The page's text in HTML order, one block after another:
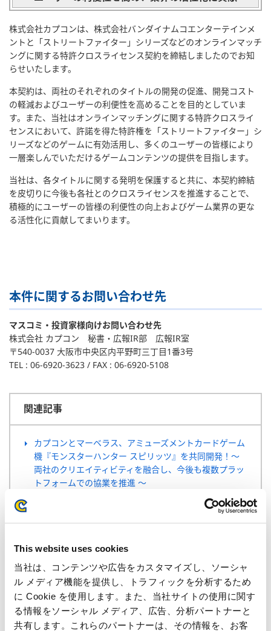
This website uses cookies
当社は、コンテンツや広告をカスタマイズし、ソーシャ
ル メディア機能を提供し、トラフィックを分析するため
に Cookie を使用します。また、当社サイトの使用に関す
る情報をソーシャル メディア、広告、分析パートナーと
共有します。これらのパートナーは、その情報を、お客
株式会社カプコンは、株式会社バンダイナムコエンターテインメ
ントと「ストリートファイター」シリーズなどのオンラインマッチ
ングに関する特許クロスライセンス契約を締結しましたのでお知
らせいたします。
本契約は、両社のそれぞれのタイトルの開発の促進、開発コスト
の軽減およびユーザーの利便性を高めることを目的としていま
す。また、当社はオンラインマッチングに関する特許クロスライ
センスにおいて、許諾を得た特許権を「ストリートファイター」シ
リーズなどのゲームに有効活用し、多くのユーザーの皆様により
一層楽しんでいただけるゲームコンテンツの提供を目指します。
当社は、各タイトルに関する発明を保護すると共に、本契約締結
を皮切りに今後も各社とのクロスライセンスを推進することで、
積極的にユーザーの皆様の利便性の向上およびゲーム業界の更な
る活性化に貢献してまいります。
本件に関するお問い合わせ先
マスコミ・投資家様向けお問い合わせ先
株式会社 カプコン 秘書・広報IR部 広報IR室
〒540-0037 大阪市中央区内平野町三丁目1番3号
TEL : 06-6920-3623 / FAX : 06-6920-5108
関連記事
カプコンとマーベラス、アミューズメントカードゲーム
機『モンスターハンター スピリッツ』を共同開発！～
両社のクリエイティビティを融合し、今後も複数プラッ
トフォームでの協業を推進 ～